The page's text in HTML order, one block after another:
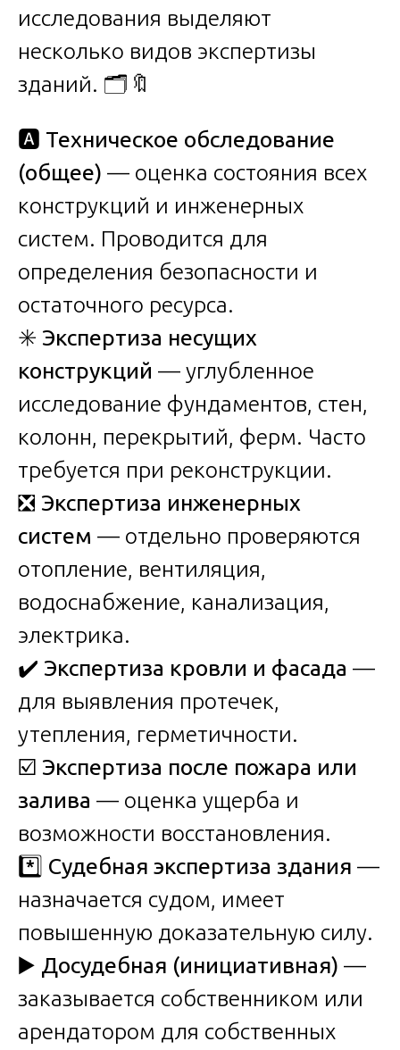
исследования выделяют
несколько видов экспертизы
зданий. 🗂️🔖
🅰️ Техническое обследование
(общее) — оценка состояния всех
конструкций и инженерных
систем. Проводится для
определения безопасности и
остаточного ресурса.
✳️ Экспертиза несущих
конструкций — углубленное
исследование фундаментов, стен,
колонн, перекрытий, ферм. Часто
требуется при реконструкции.
❎ Экспертиза инженерных
систем — отдельно проверяются
отопление, вентиляция,
водоснабжение, канализация,
электрика.
✔️ Экспертиза кровли и фасада —
для выявления протечек,
утепления, герметичности.
☑️ Экспертиза после пожара или
залива — оценка ущерба и
возможности восстановления.
*️⃣ Судебная экспертиза здания —
назначается судом, имеет
повышенную доказательную силу.
▶️ Досудебная (инициативная) —
заказывается собственником или
арендатором для собственных